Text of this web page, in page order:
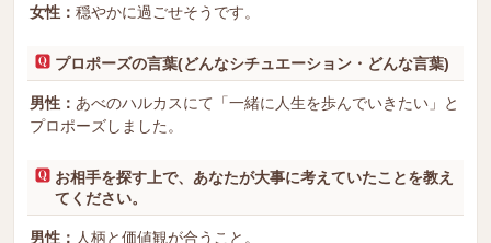
女性： 穏やかに過ごせそうです。
プロポーズの言葉(どんなシチュエーション・どんな言葉)
男性： あべのハルカスにて「一緒に人生を歩んでいきたい」と
プロポーズしました。
お相手を探す上で、あなたが大事に考えていたことを教え
てください。
男性： 人柄と価値観が合うこと。